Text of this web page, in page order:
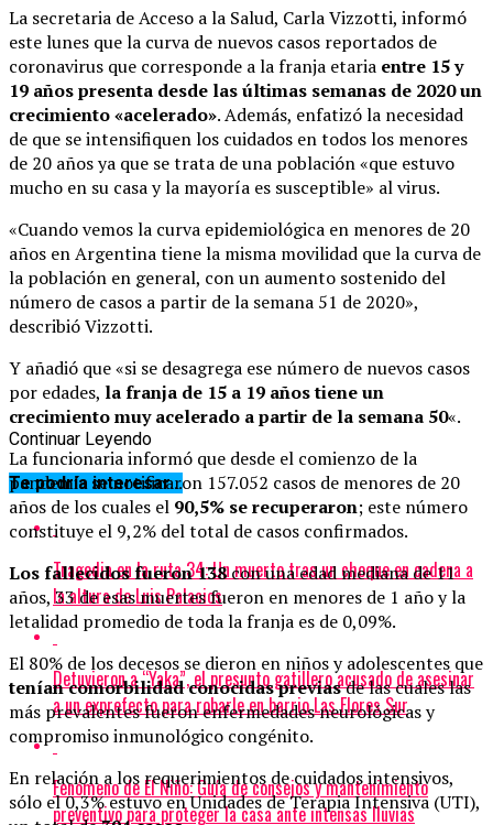
La secretaria de Acceso a la Salud, Carla Vizzotti, informó
este lunes que la curva de nuevos casos reportados de
coronavirus que corresponde a la franja etaria entre 15 y
19 años presenta desde las últimas semanas de 2020 un
crecimiento «acelerado». Además, enfatizó la necesidad
de que se intensifiquen los cuidados en todos los menores
de 20 años ya que se trata de una población «que estuvo
mucho en su casa y la mayoría es susceptible» al virus.
«Cuando vemos la curva epidemiológica en menores de 20
años en Argentina tiene la misma movilidad que la curva de
la población en general, con un aumento sostenido del
número de casos a partir de la semana 51 de 2020»,
describió Vizzotti.
Y añadió que «si se desagrega ese número de nuevos casos
por edades, la franja de 15 a 19 años tiene un
crecimiento muy acelerado a partir de la semana 50«.
La funcionaria informó que desde el comienzo de la
pandemia se notificaron 157.052 casos de menores de 20
años de los cuales el 90,5% se recuperaron; este número
constituye el 9,2% del total de casos confirmados.
Los fallecidos fueron 138con una edad mediana de 11
años, 33 de esas muertes fueron en menores de 1 año y la
letalidad promedio de toda la franja es de 0,09%.
El 80% de los decesos se dieron en niños y adolescentes que
tenían comorbilidad conocidas previasde las cuales las
más prevalentes fueron enfermedades neurológicas y
compromiso inmunológico congénito.
En relación a los requerimientos de cuidados intensivos,
sólo el 0,3% estuvo en Unidades de Terapia Intensiva (UTI),
Continuar Leyendo
Te podría interesar...
Tragedia en la ruta 34: Un muerto tras un choque en cadena a
la altura de Luis Palacios
Detuvieron a “Yaka”, el presunto gatillero acusado de asesinar
a un exprefecto para robarle en barrio Las Flores Sur
Fenómeno de El Niño: Guía de consejos y mantenimiento
preventivo para proteger la casa ante intensas lluvias